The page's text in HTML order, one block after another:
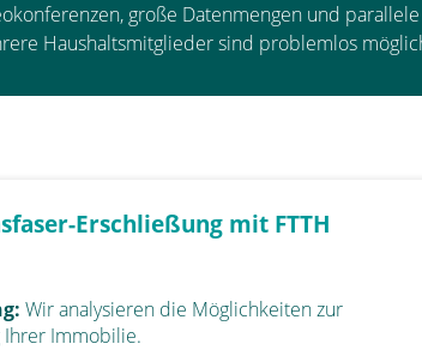
große Datenmengen und
Haushaltsmitglieder sind problemlos
Erschließung mit FTTH
Wir analysieren die Möglichkeiten zur
Ihrer Immobilie.